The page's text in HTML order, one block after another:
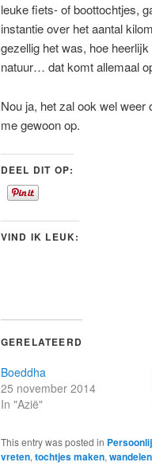
leuke fiets- of boottochtjes,
instantie over het aantal
gezellig het was, hoe
natuur… dat komt allemaal
Nou ja, het zal ook wel
me gewoon op.
DEEL DIT OP:
VIND IK LEUK:
GERELATEERD
Boeddha
25 november 2014
In "Azië"
This entry was posted in
vreten, tochtjes maken, wandelen